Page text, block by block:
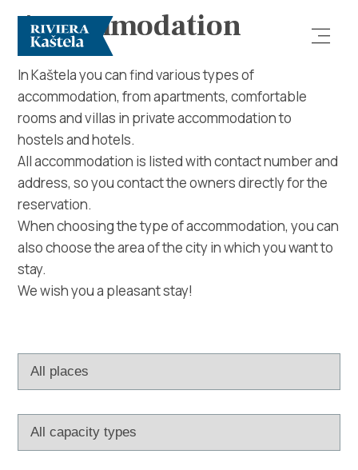
Explore
Destination
What to do
Multimedia
Safe in Dalmatia
Accommodation
In Kaštela you can find various types of
accommodation, from apartments, comfortable
rooms and villas in private accommodation to
hostels and hotels.
All accommodation is listed with contact number and
address, so you contact the owners directly for the
reservation.
When choosing the type of accommodation, you can
also choose the area of ​​the city in which you want to
stay.
We wish you a pleasant stay!